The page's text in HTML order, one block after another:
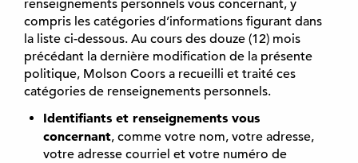
renseignements personnels vous concernant, y
compris les catégories d’informations figurant dans
la liste ci-dessous. Au cours des douze (12) mois
précédant la dernière modification de la présente
politique, Molson Coors a recueilli et traité ces
catégories de renseignements personnels.
Identifiants et renseignements vous
concernant, comme votre nom, votre adresse,
votre adresse courriel et votre numéro de